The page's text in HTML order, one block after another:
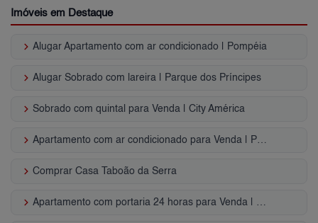
Imóveis em Destaque
keyboard_arrow_right Alugar Apartamento com ar condicionado | Pompéia
keyboard_arrow_right Alugar Sobrado com lareira | Parque dos Príncipes
keyboard_arrow_right Sobrado com quintal para Venda | City América
keyboard_arrow_right Apartamento com ar condicionado para Venda | Parque Residencial da Lapa
keyboard_arrow_right Comprar Casa Taboão da Serra
keyboard_arrow_right Apartamento com portaria 24 horas para Venda | Jardim da Glória